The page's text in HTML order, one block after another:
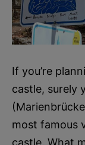
If you’re
castle, surely
most famous